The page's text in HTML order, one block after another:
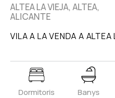
ALTEA LA VIEJA, ALTEA,
ALICANTE
VILA A LA VENDA A ALTEA
Dormitoris Banys